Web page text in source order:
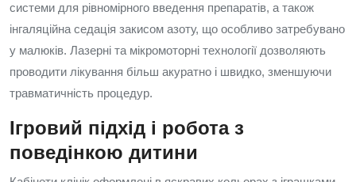
системи для рівномірного введення препаратів, а також
інгаляційна седація закисом азоту, що особливо затребувано
у малюків. Лазерні та мікромоторні технології дозволяють
проводити лікування більш акуратно і швидко, зменшуючи
травматичність процедур.
Ігровий підхід і робота з
поведінкою дитини